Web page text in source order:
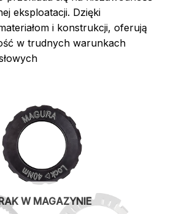
eksploatacji. Dzięki
i konstrukcji, oferują
w trudnych warunkach
W MAGAZYNIE